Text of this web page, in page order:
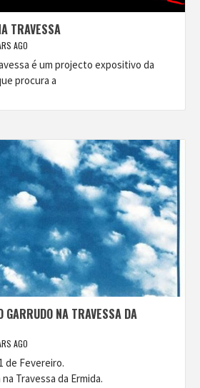
TRAVESSA
AGO
é um projecto expositivo da
procura a
GARRUDO NA TRAVESSA DA
AGO
de Fevereiro.
Travessa da Ermida.